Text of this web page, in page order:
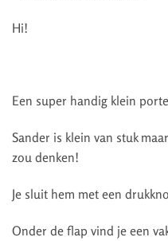
Hi!
Een super handig klein
Sander is klein van stuk
zou denken!
Je sluit hem met een
Onder de flap vind je een